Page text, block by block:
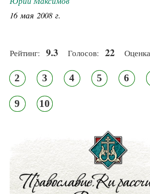
16 мая 2008 г.
Рейтинг: 9.3 Голосов: 22
2 3 4 5 6
9 10